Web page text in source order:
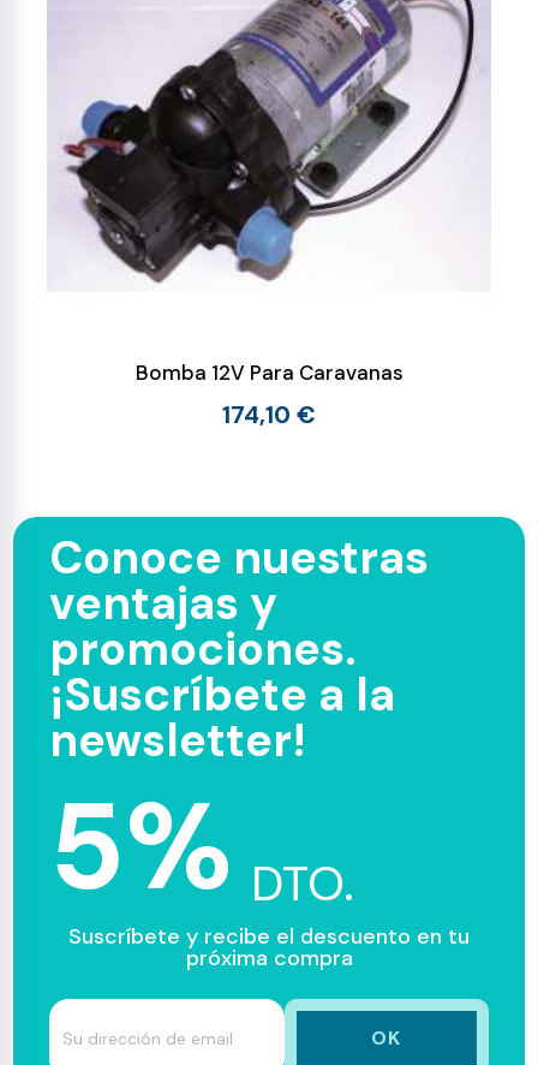
Bomba 12V Para Caravanas
174,10 €
Conoce nuestras
ventajas y
promociones.
¡Suscríbete a la
newsletter!
5% DTO.
Suscríbete y recibe el descuento en tu
próxima compra